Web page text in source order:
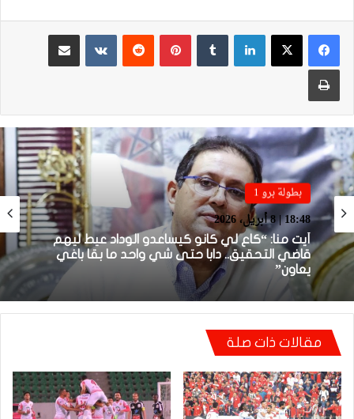
لينكدإن بينتيريست
مشاركة عبر البريد
طباعة
بطولة برو 1
18:48 | 8 أبريل، 2026
أيت منا: “كاع لي كانو كيساعدو الوداد عيط ليهم
قاضي التحقيق.. دابا حتى شي واحد ما بقا باغي
بطولة برو 1
22:23 | 6 أبريل، 2026
توالي النتائج السلبية يلاحق الوداد الرياضي بعد
تعادل جديد أمام الدفاع الحسني الجديدي
مقالات ذات صلة